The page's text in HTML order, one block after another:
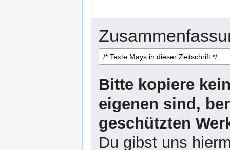
Bitte kopiere
eigenen sind,
geschützten
Du gibst uns